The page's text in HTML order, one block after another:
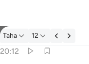
Tefsir: Taha 20:12
Taha 12
20:12